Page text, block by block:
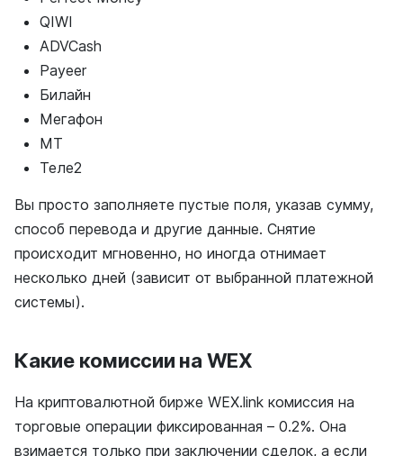
QIWI
ADVCash
Payeer
Билайн
Мегафон
МТ
Теле2
Вы просто заполняете пустые поля, указав сумму,
способ перевода и другие данные. Снятие
происходит мгновенно, но иногда отнимает
несколько дней (зависит от выбранной платежной
системы).
Какие комиссии на WEX
На криптовалютной бирже WEX.link комиссия на
торговые операции фиксированная – 0.2%. Она
взимается только при заключении сделок, а если